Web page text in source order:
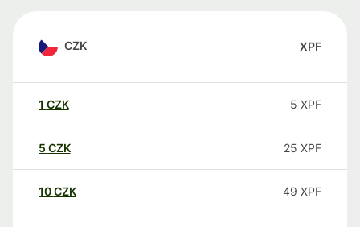
CZK XPF
1 CZK 5 XPF
5 CZK 25 XPF
10CZK 49 XPF